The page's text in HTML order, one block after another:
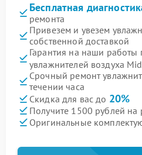
Бесплатная
ремонта
Привезем и увезем
собственной доставкой
Гарантия на наши работы
увлажнителей воздуха
Срочный ремонт
течении часа
Скидка для вас до 20%
Получите 1500 рублей на
Оригинальные